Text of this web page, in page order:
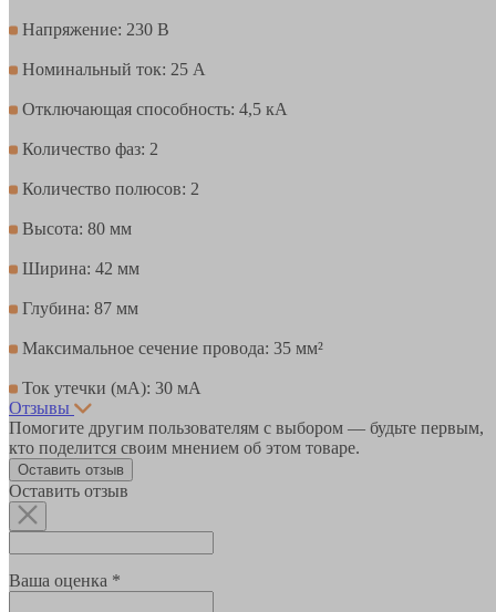
Напряжение: 230 В
Номинальный ток: 25 А
Отключающая способность: 4,5 кА
Количество фаз: 2
Количество полюсов: 2
Высота: 80 мм
Ширина: 42 мм
Глубина: 87 мм
Максимальное сечение провода: 35 мм²
Ток утечки (мА): 30 мА
Отзывы
Помогите другим пользователям с выбором — будьте первым,
кто поделится своим мнением об этом товаре.
Оставить отзыв
Оставить отзыв
Ваша оценка *